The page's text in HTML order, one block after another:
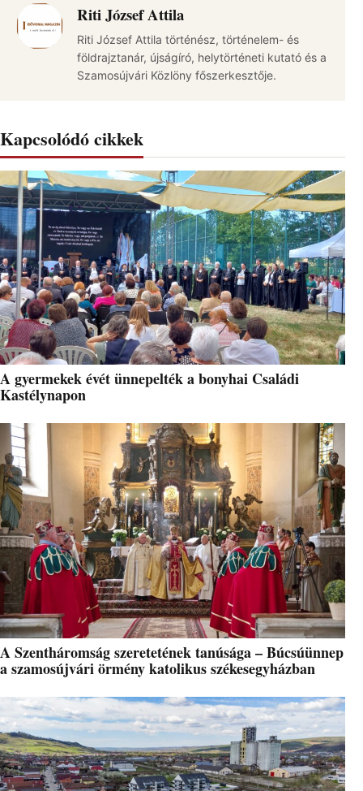
Riti József Attila
Riti József Attila történész, történelem- és
földrajztanár, újságíró, helytörténeti kutató és a
Szamosújvári Közlöny főszerkesztője.
Kapcsolódó cikkek
A gyermekek évét ünnepelték a bonyhai Családi
Kastélynapon
A Szentháromság szeretetének tanúsága – Búcsúünnep
a szamosújvári örmény katolikus székesegyházban